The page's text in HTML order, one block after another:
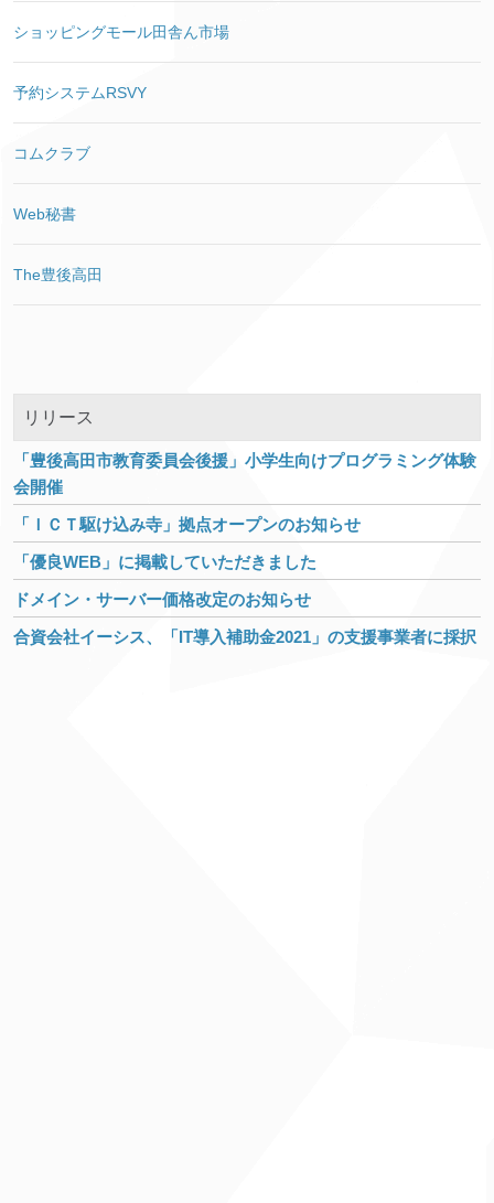
ショッピングモール田舎ん市場
予約システムRSVY
コムクラブ
Web秘書
The豊後高田
リリース
「豊後高田市教育委員会後援」小学生向けプログラミング体験
会開催
「ＩＣＴ駆け込み寺」拠点オープンのお知らせ
「優良WEB」に掲載していただきました
ドメイン・サーバー価格改定のお知らせ
合資会社イーシス、「IT導入補助金2021」の支援事業者に採択